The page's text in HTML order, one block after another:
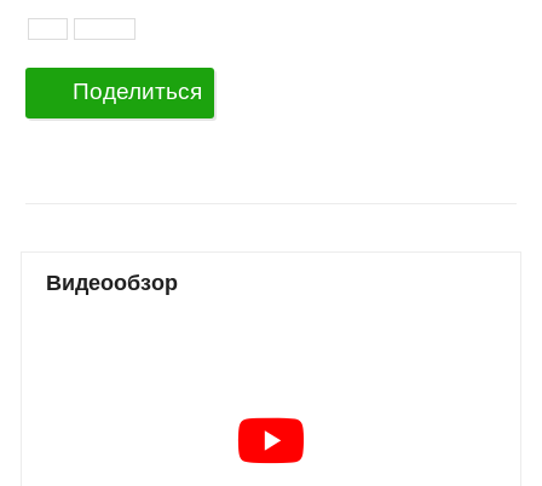
Поделиться
Видеообзор